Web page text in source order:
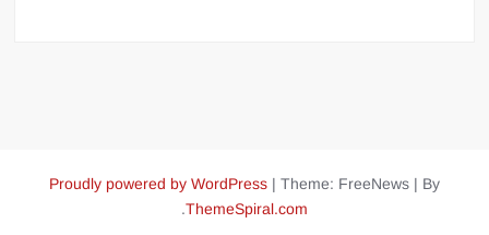
Proudly powered by WordPress | Theme: FreeNews | By
ThemeSpiral.com
.